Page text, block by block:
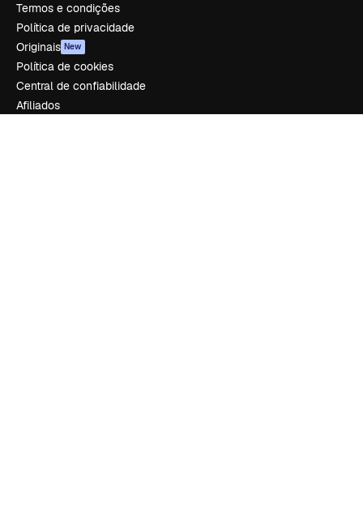
Termos e condições
Política de privacidade
Originais New
Política de cookies
Central de confiabilidade
Afiliados